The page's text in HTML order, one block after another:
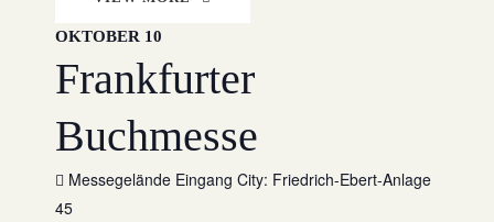
OKTOBER 10
Frankfurter
Buchmesse
Messegelände Eingang City: Friedrich-Ebert-Anlage
45